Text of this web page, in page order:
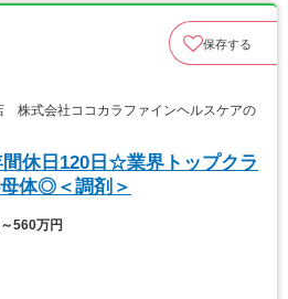
保存する
株式会社ココカラファインヘルスケアの
間休日120日☆業界トップクラ
体◎＜調剤＞
560万円